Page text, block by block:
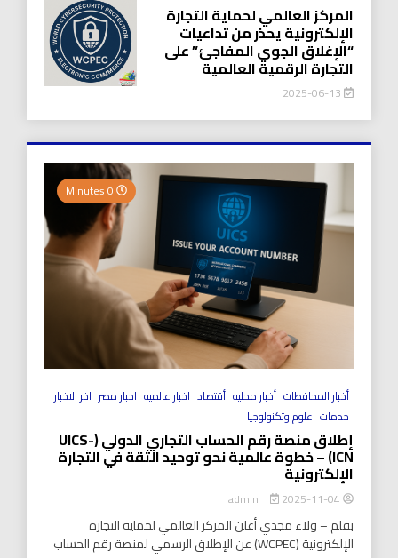
المركز العالمي لحماية التجارة
الإلكترونية يحذر من تداعيات
“الإغلاق الجوي المفاجئ” على
التجارة الرقمية العالمية
2025-06-13
أخبار المحافظات أخبار محليه أقتصاد اخبار عالميه اخبار مصر اخر الاخبار
خدمات علوم وتكنولوجيا
إطلاق منصة رقم الحساب التجاري الدولي (UICS-
ICN) – خطوة عالمية نحو توحيد الثقة في التجارة
الإلكترونية
2025-11-04
بقلم – ولاء مجدي أعلن المركز العالمي لحماية التجارة
الإلكترونية (WCPEC) عن الإطلاق الرسمي لمنصة رقم الحساب